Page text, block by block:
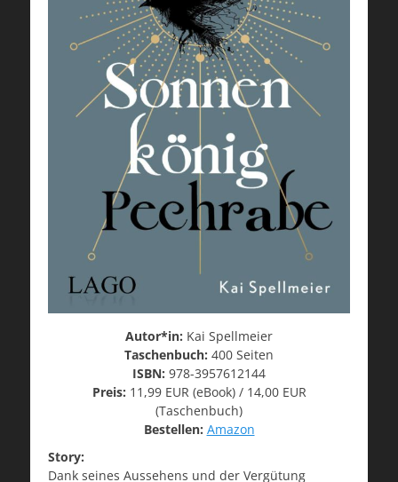
Autor*in: Kai Spellmeier
Taschenbuch: 400 Seiten
ISBN: 978-3957612144
Preis: 11,99 EUR (eBook) / 14,00 EUR
(Taschenbuch)
Bestellen: Amazon
Story:
Dank seines Aussehens und der Vergütung